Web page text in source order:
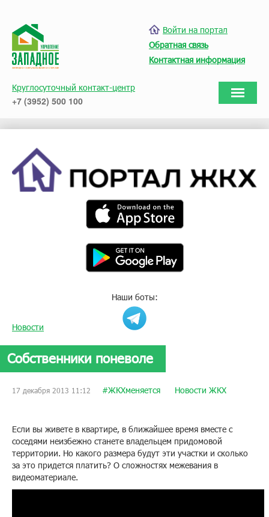
Войти на портал
Обратная связь
Контактная информация
Круглосуточный контакт-центр
+7 (3952) 500 100
Наши боты:
Новости
Собственники поневоле
17 декабря 2013 11:12 #ЖКХменяется Новости ЖКХ
Если вы живете в квартире, в ближайшее время вместе с
соседями неизбежно станете владельцем придомовой
территории. Но какого размера будут эти участки и сколько
за это придется платить? О сложностях межевания в
видеоматериале.